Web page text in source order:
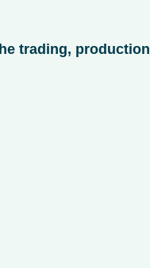
trading, production